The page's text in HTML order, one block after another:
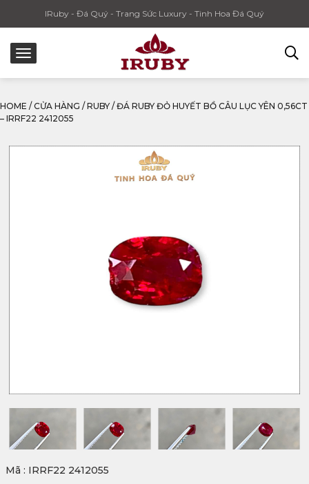
IRuby - Đá Quý - Trang Sức Luxury - Tinh Hoa Đá Quý
HOME / CỬA HÀNG / RUBY / ĐÁ RUBY ĐỎ HUYẾT BỒ CÂU LỤC YÊN 0,56CT
– IRRF22 2412055
Mã : IRRF22 2412055